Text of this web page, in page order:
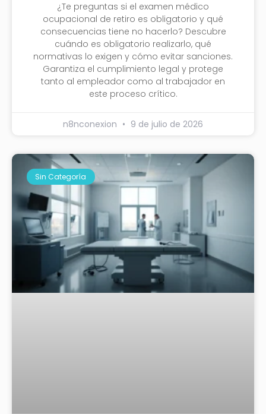
¿Te preguntas si el examen médico
ocupacional de retiro es obligatorio y qué
consecuencias tiene no hacerlo? Descubre
cuándo es obligatorio realizarlo, qué
normativas lo exigen y cómo evitar sanciones.
Garantiza el cumplimiento legal y protege
tanto al empleador como al trabajador en
este proceso crítico.
n8nconexion 9 de julio de 2026
Sin Categoría